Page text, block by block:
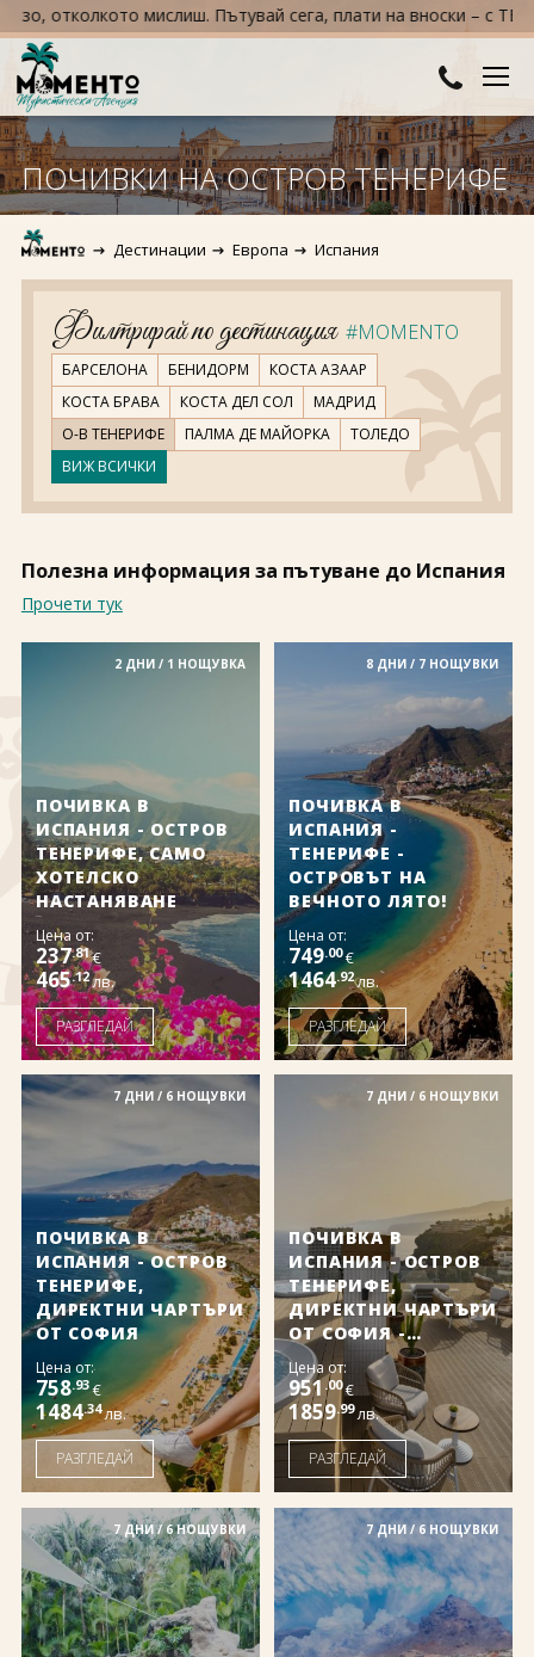
мислиш. Пътувай сега, плати на вноски – с TBI bank!
ДЕСТИНАЦИИ
Австралия и Океания
Азия
Африка
Европа
Северна Америка
Южна Америка
ХОТЕЛИ
Хотели в България
Хотели в Гърция
Хотели в Турция
КРУИЗИ
ТУРЦИЯ
ПРАЗНИЦИ
Великден
Коледа
ПОЛЕЗНО
КОНТАКТИ
Документи
Магазин
Общи условия
ПОЧИВКИ НА ОСТРОВ ТЕНЕРИФЕ
Дестинации Европа Испания
Филтрирай по дестинация #MOMENTO
БАРСЕЛОНА БЕНИДОРМ
КОСТА АЗААР
КОСТА БРАВА
КОСТА ДЕЛ СОЛ
МАДРИД
О-В ТЕНЕРИФЕ
ПАЛМА ДЕ МАЙОРКА
ТОЛЕДО
ВИЖ ВСИЧКИ
Полезна информация за пътуване до Испания
Прочети тук
2 ДНИ / 1 НОЩУВКА
ПОЧИВКА В
ИСПАНИЯ - ОСТРОВ
ТЕНЕРИФЕ, САМО
ХОТЕЛСКО
НАСТАНЯВАНЕ
Цена от:
237.81 €
465.12 лв.
РАЗГЛЕДАЙ
8 ДНИ / 7 НОЩУВКИ
ПОЧИВКА В
ИСПАНИЯ -
ТЕНЕРИФЕ -
ОСТРОВЪТ НА
ВЕЧНОТО ЛЯТО!
Цена от:
749.00 €
1464.92 лв.
РАЗГЛЕДАЙ
7 ДНИ / 6 НОЩУВКИ
ПОЧИВКА В
ИСПАНИЯ - ОСТРОВ
ТЕНЕРИФЕ,
ДИРЕКТНИ ЧАРТЪРИ
ОТ СОФИЯ
Цена от:
758.93 €
1484.34 лв.
РАЗГЛЕДАЙ
7 ДНИ / 6 НОЩУВКИ
ПОЧИВКА В
ИСПАНИЯ - ОСТРОВ
ТЕНЕРИФЕ,
ДИРЕКТНИ ЧАРТЪРИ
ОТ СОФИЯ -
ATLANTIC EL TOPE 4*
Цена от:
951 .00 €
1859.99 лв.
РАЗГЛЕДАЙ
7 ДНИ / 6 НОЩУВКИ 7 ДНИ / 6 НОЩУВКИ